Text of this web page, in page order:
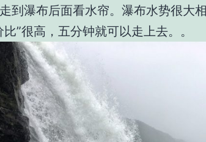
到瀑布后面看水帘。瀑布水势很大
比”很高，五分钟就可以走上去。。